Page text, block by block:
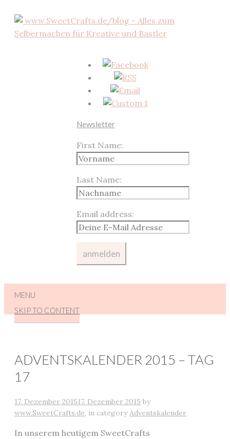
Newsletter
First Name:
Last Name:
Email address:
MENU
SKIP TO CONTENT
ADVENTSKALENDER 2015 – TAG
17
17. Dezember 201517. Dezember 2015 by
www.SweetCrafts.de, in categoryAdventskalender
In unserem heutigem SweetCrafts